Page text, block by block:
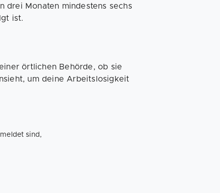
drei Monaten mindestens sechs
ist.
örtlichen Behörde, ob sie
um deine Arbeitslosigkeit
sind,